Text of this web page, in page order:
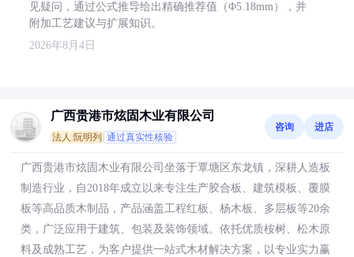
见疑问，通过公式推导给出精确推荐值（Φ5.18mm），并
附加工艺建议与扩展知识。
2026年8月4日
广西贵港市炫固木业有限公司
法人:阮明列 通过真实性核验
咨询 进店
广西贵港市炫固木业有限公司坐落于覃塘区东龙镇，深耕人造板
制造行业，自2018年成立以来专注生产胶合板、建筑模板、覆膜
板等高品质木制品，产品涵盖工程红板、杨木板、多层板等20余
类，广泛应用于建筑、包装及装饰领域。依托优质桉树、松木原
料及成熟工艺，为客户提供一站式木材解决方案，以专业实力赢